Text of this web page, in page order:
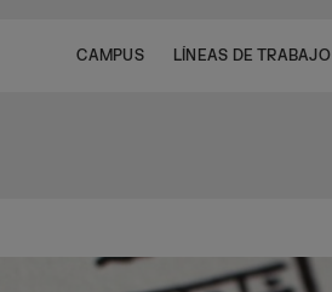
CAMPUS LÍNEAS DE TRABAJO